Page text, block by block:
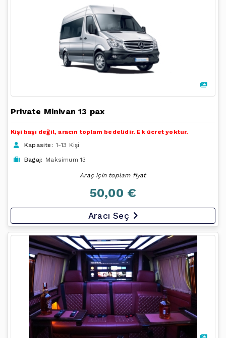
Private Minivan 13 pax
Kişi başı değil, aracın toplam bedelidir. Ek ücret yoktur.
Kapasite: 1-13 Kişi
Bagaj: Maksimum 13
Araç için toplam fiyat
50,00 €
Aracı Seç